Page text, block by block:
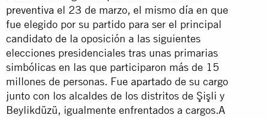
preventiva el 23 de marzo, el mismo día en que
fue elegido por su partido para ser el principal
candidato de la oposición a las siguientes
elecciones presidenciales tras unas primarias
simbólicas en las que participaron más de 15
millones de personas. Fue apartado de su cargo
junto con los alcaldes de los distritos de Şişli y
Beylikdüzü, igualmente enfrentados a cargos.A